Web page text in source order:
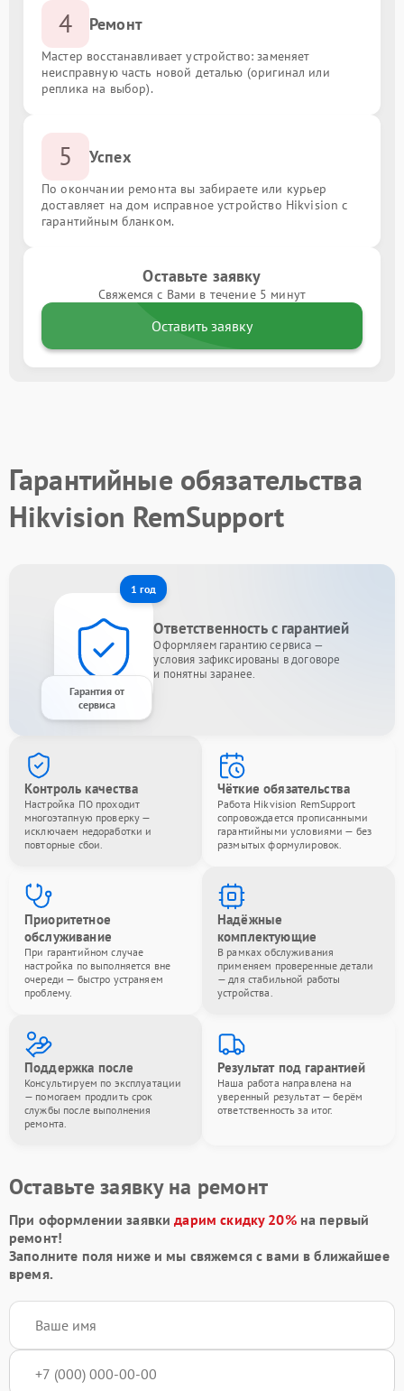
4 Ремонт
Мастер восстанавливает устройство: заменяет
неисправную часть новой деталью (оригинал или
реплика на выбор).
5 Успех
По окончании ремонта вы забираете или курьер
доставляет на дом исправное устройство Hikvision с
гарантийным бланком.
Оставьте заявку
Свяжемся с Вами в течение 5 минут
Оставить заявку
Гарантийные обязательства
Hikvision RemSupport
1 год
Гарантия от
сервиса
Ответственность с гарантией
Оформляем гарантию сервиса —
условия зафиксированы в договоре
и понятны заранее.
Контроль качества
Настройка ПО проходит
многоэтапную проверку —
исключаем недоработки и
повторные сбои.
Чёткие обязательства
Работа Hikvision RemSupport
сопровождается прописанными
гарантийными условиями — без
размытых формулировок.
Приоритетное
обслуживание
При гарантийном случае
настройка по выполняется вне
очереди — быстро устраняем
проблему.
Надёжные
комплектующие
В рамках обслуживания
применяем проверенные детали
— для стабильной работы
устройства.
Поддержка после
Консультируем по эксплуатации
— помогаем продлить срок
службы после выполнения
ремонта.
Результат под гарантией
Наша работа направлена на
уверенный результат — берём
ответственность за итог.
Оставьте заявку на ремонт
При оформлении заявкидарим скидку 20%на первый
ремонт!
Заполните поля ниже и мы свяжемся с вами в ближайшее
время.